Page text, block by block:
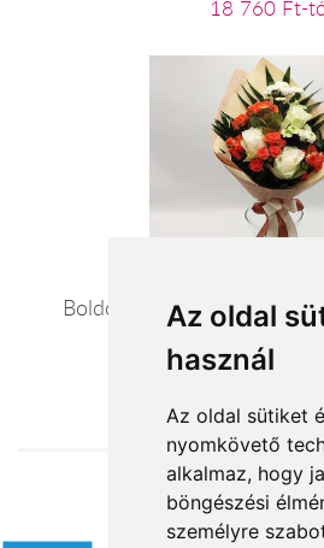
Az oldal
használ
Az oldal sütiket
nyomkövető
alkalmaz, hogy
böngészési
személyre
18 760 Ft-
Boldog születésnapot -
20 080 Ft-tól
Elfogadott fizetési